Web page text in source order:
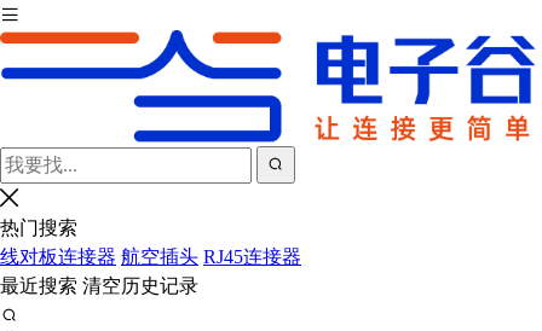
热门搜索
线对板连接器 航空插头 RJ45连接器
最近搜索 清空历史记录